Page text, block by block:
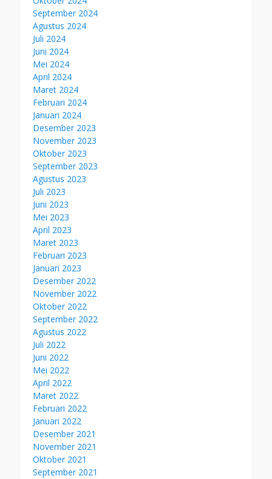
September 2024
Agustus 2024
Juli 2024
Juni 2024
Mei 2024
April 2024
Maret 2024
Februari 2024
Januari 2024
Desember 2023
November 2023
Oktober 2023
September 2023
Agustus 2023
Juli 2023
Juni 2023
Mei 2023
April 2023
Maret 2023
Februari 2023
Januari 2023
Desember 2022
November 2022
Oktober 2022
September 2022
Agustus 2022
Juli 2022
Juni 2022
Mei 2022
April 2022
Maret 2022
Februari 2022
Januari 2022
Desember 2021
November 2021
Oktober 2021
September 2021